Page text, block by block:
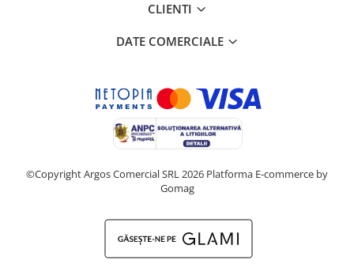
CLIENTI
DATE COMERCIALE
©Copyright Argos Comercial SRL 2026 Platforma E-commerce by
Gomag